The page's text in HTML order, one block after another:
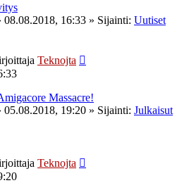
08.08.2018, 16:33 » Sijainti: Uutiset
Teknojta
Massacre!
05.08.2018, 19:20 » Sijainti: Julkaisut
Teknojta